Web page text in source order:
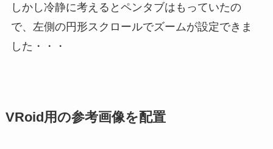
しかし冷静に考えるとペンタブはもっていたの
で、左側の円形スクロールでズームが設定できま
した・・・
VRoid用の参考画像を配置